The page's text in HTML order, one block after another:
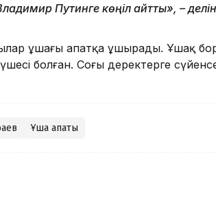
Путинге көңіл айтты», –
ұшағы апатқа ұшырады. Ұшақ
болған. Соңғы деректерге
Ұшақ апаты